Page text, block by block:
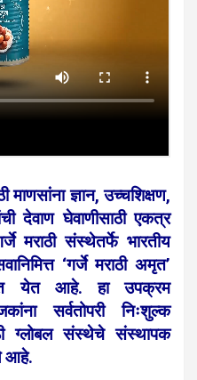
माणसांना ज्ञान, उच्चशिक्षण,
देवाण घेवाणीसाठी एकत्र
मराठी संस्थेतर्फे भारतीय
‘गर्जे मराठी अमृत’
येत आहे. हा उपक्रम
सर्वतोपरी निःशुल्क
ग्लोबल संस्थेचे संस्थापक
आहे.